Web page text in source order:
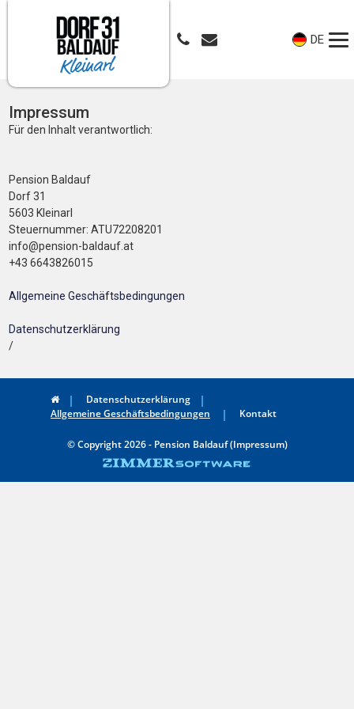
DE
Impressum
Für den Inhalt verantwortlich:
Pension Baldauf
Dorf 31
5603 Kleinarl
Steuernummer: ATU72208201
info@pension-baldauf.at
+43 6643826015
Allgemeine Geschäftsbedingungen
Datenschutzerklärung
/
Datenschutzerklärung
Allgemeine Geschäftsbedingungen
Kontakt
© Copyright 2026 - Pension Baldauf (Impressum)